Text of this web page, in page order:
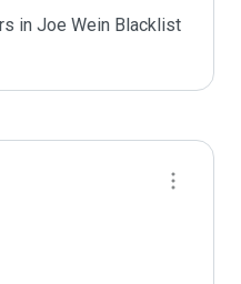
in Joe Wein Blacklist